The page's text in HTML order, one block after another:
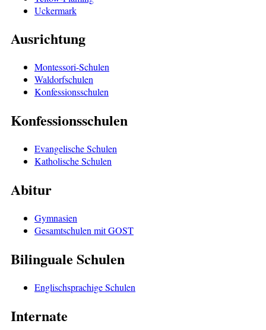
Uckermark
Ausrichtung
Montessori-Schulen
Waldorfschulen
Konfessionsschulen
Konfessionsschulen
Evangelische Schulen
Katholische Schulen
Abitur
Gymnasien
Gesamtschulen mit GOST
Bilinguale Schulen
Englischsprachige Schulen
Internate